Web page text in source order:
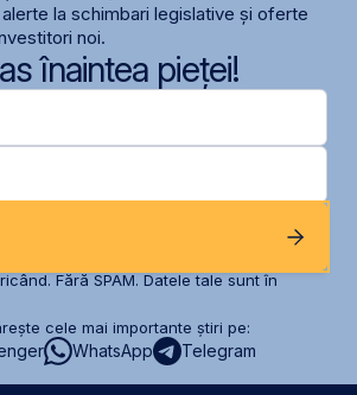
la schimbari legislative și oferte
noi.
înaintea pieței!
Fără SPAM. Datele tale sunt în
cele mai importante știri pe:
WhatsApp Telegram